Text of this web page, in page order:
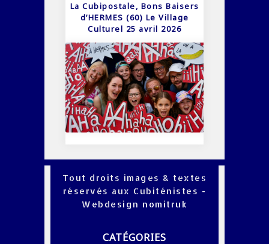
La Cubipostale, Bons Baisers
d’HERMES (60) Le Village
Culturel 25 avril 2026
Tout droits images & textes
réservés aux Cubiténistes -
Webdesign nomitruk
CATÉGORIES